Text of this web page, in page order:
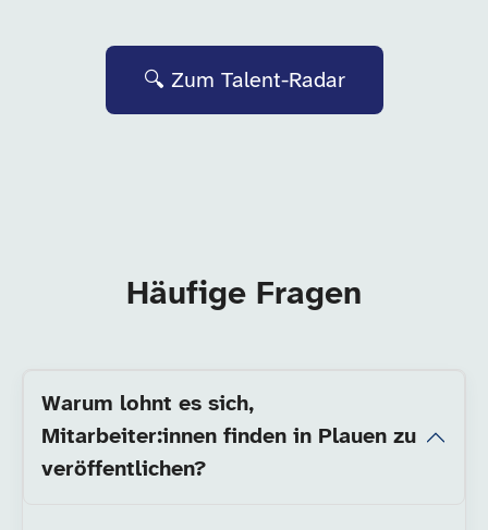
🔍 Zum Talent-Radar
Häufige Fragen
Warum lohnt es sich,
Mitarbeiter:innen finden in Plauen zu
veröffentlichen?